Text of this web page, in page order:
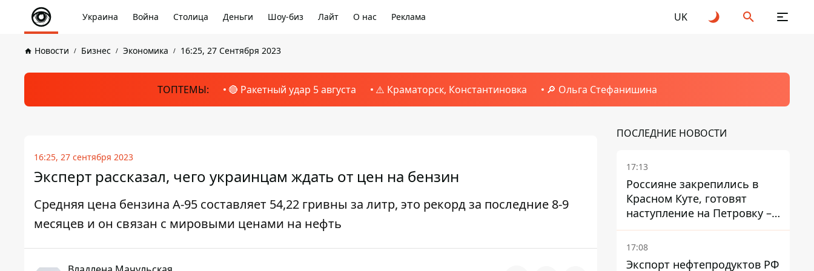
Украина Война Столица Деньги Шоу-биз Лайт О нас Реклама UK
Новости Бизнес Экономика 16:25, 27 Сентября 2023
ТОПТЕМЫ: 🔴 Ракетный удар 5 августа ⚠️ Краматорск, Константиновка 🔎 Ольга Стефанишина
16:25, 27 сентября 2023
Эксперт рассказал, чего украинцам ждать от цен на бензин
Средняя цена бензина А-95 составляет 54,22 гривны за литр, это рекорд за последние 8-9
месяцев и он связан с мировыми ценами на нефть
ПОСЛЕДНИЕ НОВОСТИ
17:13
Россияне закрепились в
Красном Куте, готовят
наступление на Петровку –
на Дружковском
направлении есть угроза
обхода позиций ВСУ
17:08
Экспорт нефтепродуктов РФ